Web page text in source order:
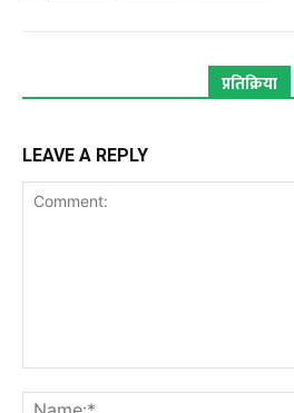
प्रतिक्रिया
LEAVE A REPLY